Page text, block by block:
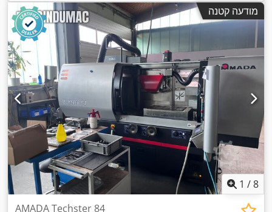
מודעה קטנה
1 /8
AMADA Techster 84